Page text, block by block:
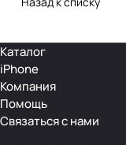
Каталог
iPhone
Компания
Помощь
Связаться с нами